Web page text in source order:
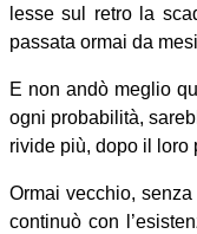
lesse sul retro la
passata ormai da
E non andò meglio
ogni probabilità,
rivide più, dopo il loro
Ormai vecchio,
continuò con